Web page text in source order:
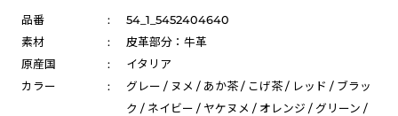
品番 :
54_1_5452404640
素材
:
皮革部分：牛革
原産国
:
イタリア
カラー
:
グレー / ヌメ / あか茶 / こげ茶 / レッド / ブラッ
ク / ネイビー / ヤケヌメ / オレンジ / グリーン /